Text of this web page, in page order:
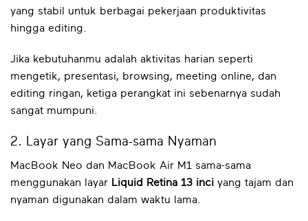
yang stabil untuk berbagai pekerjaan produktivitas
hingga editing.
Jika kebutuhanmu adalah aktivitas harian seperti
mengetik, presentasi, browsing, meeting online, dan
editing ringan, ketiga perangkat ini sebenarnya sudah
sangat mumpuni.
2. Layar yang Sama-sama Nyaman
MacBook Neo dan MacBook Air M1 sama-sama
menggunakan layar Liquid Retina 13 inci yang tajam dan
nyaman digunakan dalam waktu lama.